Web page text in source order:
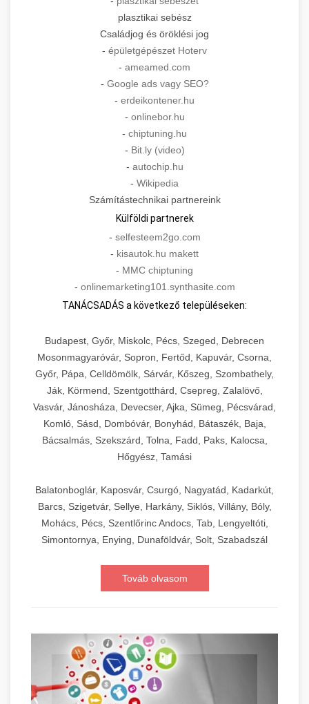
plasztikai sebész
Családjog és öröklési jog
- épületgépészet Hoterv
- ameamed.com
- Google ads vagy SEO?
- erdeikontener.hu
- onlinebor.hu
- chiptuning.hu
- Bit.ly (video)
- autochip.hu
- Wikipedia
Számítástechnikai partnereink
Külföldi partnerek
- selfesteem2go.com
- kisautok.hu makett
- MMC chiptuning
- onlinemarketing101.synthasite.com
TANÁCSADÁS a következő településeken:
Budapest, Győr, Miskolc, Pécs, Szeged, Debrecen
Mosonmagyaróvár, Sopron, Fertőd, Kapuvár, Csorna,
Győr, Pápa, Celldömölk, Sárvár, Kőszeg, Szombathely,
Ják, Körmend, Szentgotthárd, Csepreg, Zalalövő,
Vasvár, Jánosháza, Devecser, Ajka, Sümeg, Pécsvárad,
Komló, Sásd, Dombóvár, Bonyhád, Bátaszék, Baja,
Bácsalmás, Szekszárd, Tolna, Fadd, Paks, Kalocsa,
Hőgyész, Tamási
Balatonboglár, Kaposvár, Csurgó, Nagyatád, Kadarkút,
Barcs, Szigetvár, Sellye, Harkány, Siklós, Villány, Bóly,
Mohács, Pécs, Szentlőrinc Andocs, Tab, Lengyeltóti,
Simontornya, Enying, Dunaföldvár, Solt, Szabadszál
Továb olvasom